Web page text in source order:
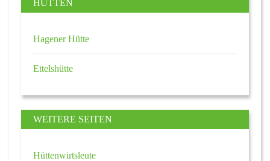
HÜTTEN
Hagener Hütte
Ettelshütte
WEITERE SEITEN
Hüttenwirtsleute